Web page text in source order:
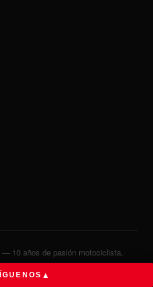
▲
10 años de pasión motociclista.
porMillionsMx